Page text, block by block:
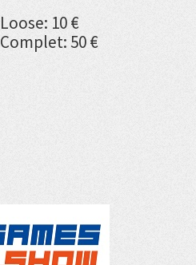
Loose: 10 €
Complet: 50 €